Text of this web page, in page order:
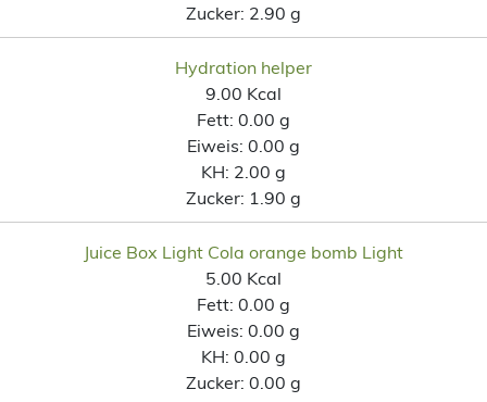
Zucker: 2.90 g
Hydration helper
9.00 Kcal
Fett: 0.00 g
Eiweis: 0.00 g
KH: 2.00 g
Zucker: 1.90 g
Juice Box Light Cola orange bomb Light
5.00 Kcal
Fett: 0.00 g
Eiweis: 0.00 g
KH: 0.00 g
Zucker: 0.00 g